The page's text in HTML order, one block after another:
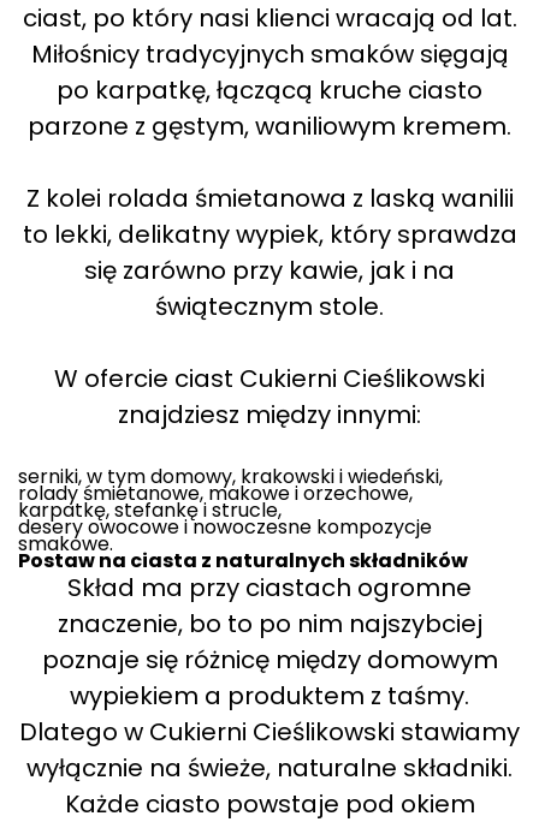
ciast, po który nasi klienci wracają od lat.
Miłośnicy tradycyjnych smaków sięgają
po karpatkę, łączącą kruche ciasto
parzone z gęstym, waniliowym kremem.
Z kolei rolada śmietanowa z laską wanilii
to lekki, delikatny wypiek, który sprawdza
się zarówno przy kawie, jak i na
świątecznym stole.
W ofercie ciast Cukierni Cieślikowski
znajdziesz między innymi:
serniki, w tym domowy, krakowski i wiedeński,
rolady śmietanowe, makowe i orzechowe,
karpatkę, stefankę i strucle,
desery owocowe i nowoczesne kompozycje
smakowe.
Postaw na ciasta z naturalnych składników
Skład ma przy ciastach ogromne
znaczenie, bo to po nim najszybciej
poznaje się różnicę między domowym
wypiekiem a produktem z taśmy.
Dlatego w Cukierni Cieślikowski stawiamy
wyłącznie na świeże, naturalne składniki.
Każde ciasto powstaje pod okiem